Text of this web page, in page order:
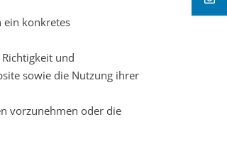
ein konkretes
und
sowie die Nutzung ihrer
vorzunehmen oder die